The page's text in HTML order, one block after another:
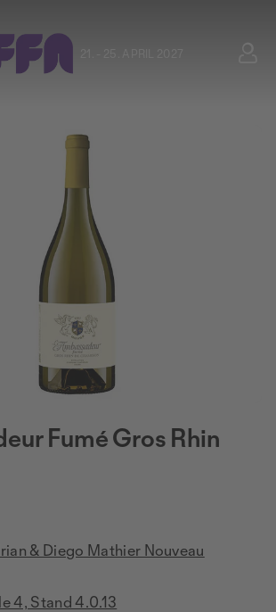
Fumé Gros Rhin
& Diego Mathier Nouveau
4, Stand 4.0.13